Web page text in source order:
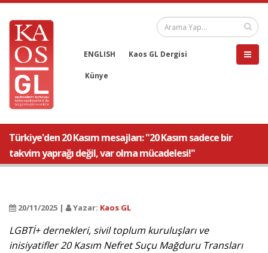
ENGLISH Kaos GL Dergisi
Künye
Türkiye'den 20 Kasım mesajları: "20 Kasım sadece bir
takvim yaprağı değil, var olma mücadelesi!"
20/11/2025 | Yazar: Kaos GL
LGBTİ+ dernekleri, sivil toplum kuruluşları ve
inisiyatifler 20 Kasım Nefret Suçu Mağduru Transları